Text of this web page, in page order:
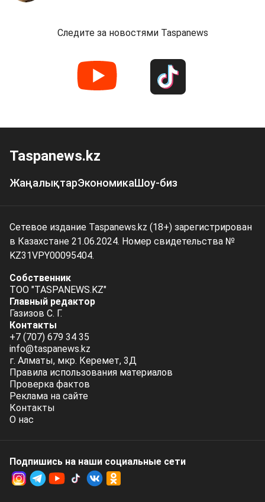
Следите за новостями Taspanews
Taspanews.kz
ЖаңалықтарЭкономикаШоу-биз
Сетевое издание Taspanews.kz (18+) зарегистрирован
в Казахстане 21.06.2024. Номер свидетельства №
KZ31VPY00095404.
Собственник
ТОО "TASPANEWS.KZ"
Главный редактор
Газизов С. Г.
Контакты
+7 (707) 679 34 35
info@taspanews.kz
г. Алматы, мкр. Керемет, 3Д
Правила использования материалов
Проверка фактов
Реклама на сайте
Контакты
О нас
Подпишись на наши социальные cети